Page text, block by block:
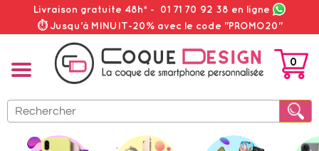
Livraison gratuite 48h* - 01 71 70 92 38 en ligne
⏱ Jusqu'à MINUIT-20% avec le code "PROMO20"
PANIER
0